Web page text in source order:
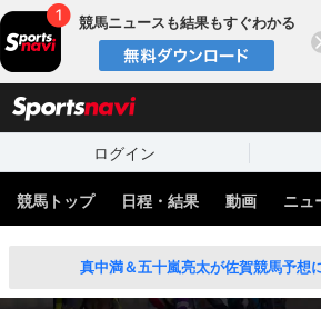
競馬ニュースも結果もすぐわかる
ログイン
競馬トップ 日程・結果 動画 ニュ
真中満＆五十嵐亮太が佐賀競馬予想